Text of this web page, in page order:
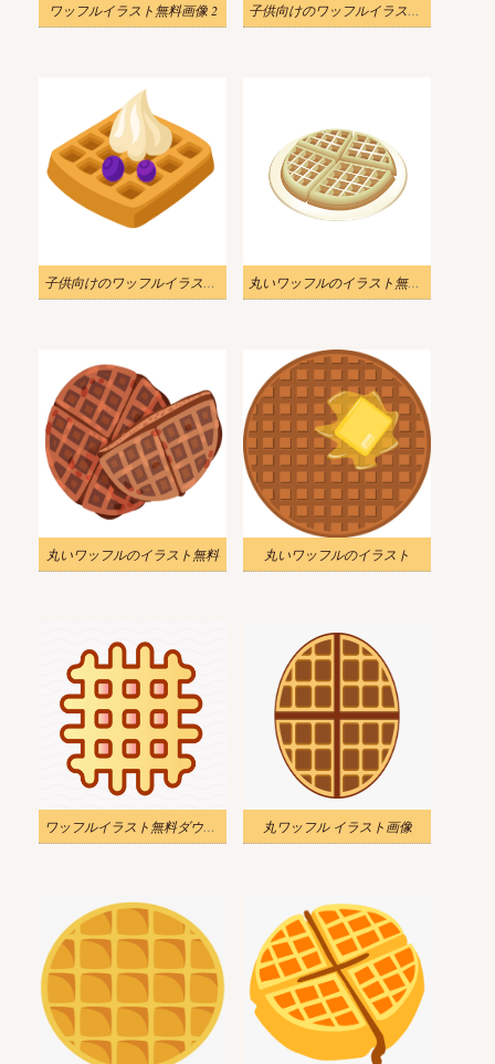
ワッフルイラスト無料画像 2 子供向けのワッフルイラストPNG 2
子供向けのワッフルイラストPNG 丸いワッフルのイラスト無料 2
丸いワッフルのイラスト無料 丸いワッフルのイラスト
ワッフルイラスト無料ダウンロード 丸ワッフル イラスト画像